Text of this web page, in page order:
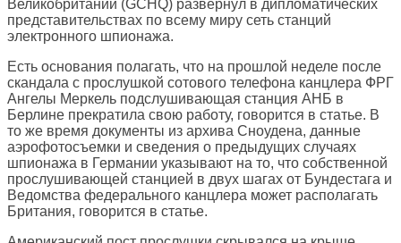
Великобритании (GCHQ) развернул в дипломатических
представительствах по всему миру сеть станций
электронного шпионажа.
Есть основания полагать, что на прошлой неделе после
скандала с прослушкой сотового телефона канцлера ФРГ
Ангелы Меркель подслушивающая станция АНБ в
Берлине прекратила свою работу, говорится в статье. В
то же время документы из архива Сноудена, данные
аэрофотосъемки и сведения о предыдущих случаях
шпионажа в Германии указывают на то, что собственной
прослушивающей станцией в двух шагах от Бундестага и
Ведомства федерального канцлера может располагать
Британия, говорится в статье.